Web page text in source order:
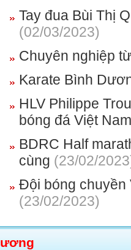
Tay đua Bùi Thị
(02/03/2023)
Chuyên nghiệp
Karate Bình
HLV Philippe
bóng đá Việt Nam
BDRC Half
cùng (23/02/
Đội bóng chuyền
(23/02/2023)